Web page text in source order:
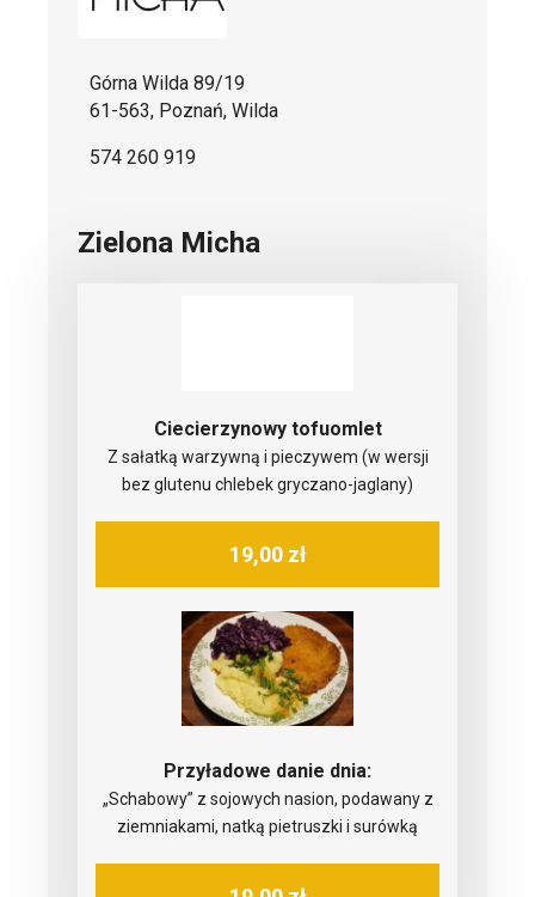
Górna Wilda 89/19
61-563, Poznań, Wilda
574 260 919
Zielona Micha
Ciecierzynowy tofuomlet
Z sałatką warzywną i pieczywem (w wersji
bez glutenu chlebek gryczano-jaglany)
19,00 zł
Przyładowe danie dnia:
„Schabowy” z sojowych nasion, podawany z
ziemniakami, natką pietruszki i surówką